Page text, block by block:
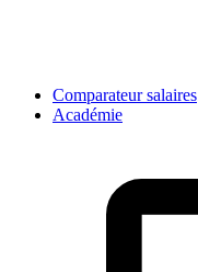
Comparateur salaires
Académie